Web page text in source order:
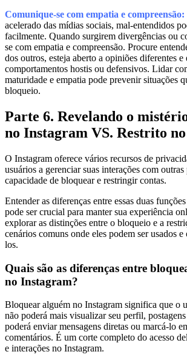
Comunique-se com empatia e compreensão:
acelerado das mídias sociais, mal-entendidos
facilmente. Quando surgirem divergências ou
se com empatia e compreensão. Procure
dos outros, esteja aberto a opiniões diferentes e
comportamentos hostis ou defensivos. Lidar
maturidade e empatia pode prevenir situações
bloqueio.
Parte 6. Revelando o
no Instagram VS. Restrito
O Instagram oferece vários recursos de
usuários a gerenciar suas interações com
capacidade de bloquear e restringir contas.
Entender as diferenças entre essas duas
pode ser crucial para manter sua experiência
explorar as distinções entre o bloqueio e a
cenários comuns onde eles podem ser usados
los.
Quais são as diferenças entre
no Instagram?
Bloquear alguém no Instagram significa que o
não poderá mais visualizar seu perfil,
poderá enviar mensagens diretas ou marcá-lo
comentários. É um corte completo do acesso
e interações no Instagram.